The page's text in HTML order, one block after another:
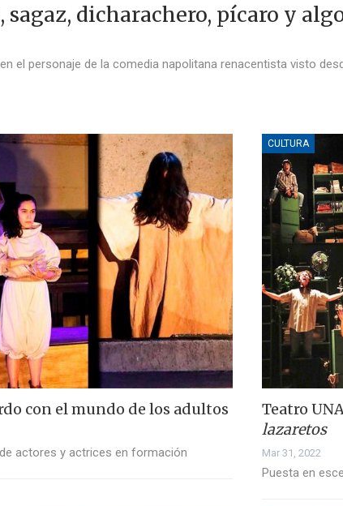
dicharachero, pícaro y
el personaje de la comedia napolitana renacentista visto
con el mundo de los adultos
actores y actrices en formación
CULTURA
Teatro
lazaretos
Mar 31, 2022
Puesta en